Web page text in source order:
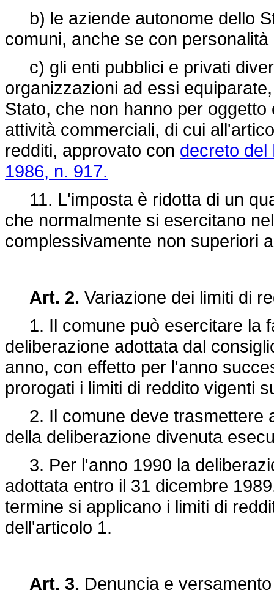
b) le aziende autonome dello
comuni, anche se con personalità
c) gli enti pubblici e privati
organizzazioni ad essi
Stato, che non hanno per
attività commerciali, di cui
redditi, approvato con decreto del
1986, n. 917.
11. L'imposta è ridotta di un
che normalmente si esercitano
complessivamente non superiori
Art. 2. Variazione dei limiti di
1. Il comune può esercitare la
deliberazione adottata dal
anno, con effetto per l'anno
prorogati i limiti di reddito vigenti
2. Il comune deve trasmettere
della deliberazione divenuta
3. Per l'anno 1990 la
adottata entro il 31 dicembre
termine si applicano i limiti di
dell'articolo 1.
Art. 3. Denuncia e